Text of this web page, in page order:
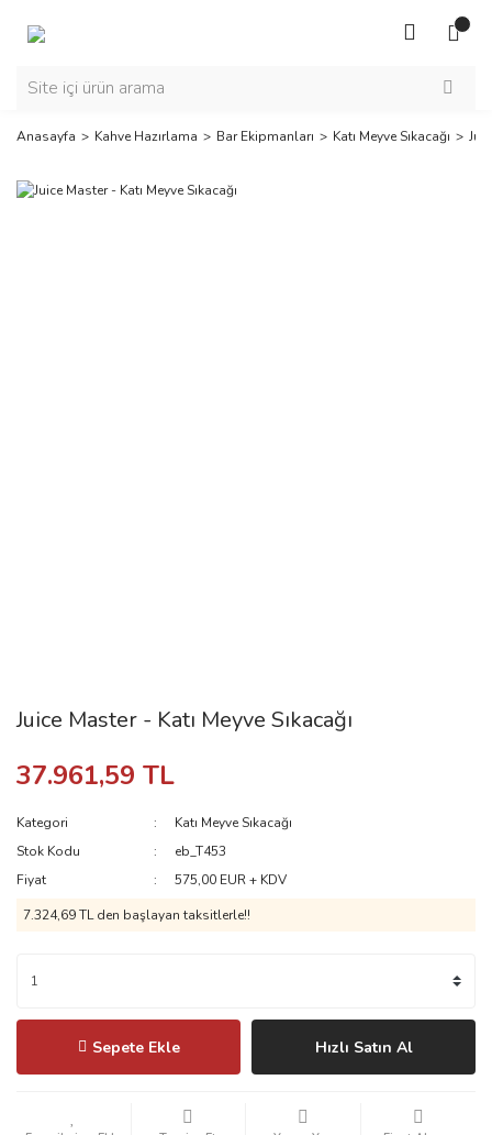
Anasayfa Kahve Hazırlama Bar Ekipmanları Katı Meyve Sıkacağı
Juice Master - Katı Meyve Sıkacağı
37.961,59 TL
Kategori
Katı Meyve Sıkacağı
Stok Kodu
eb_T453
Fiyat
575,00 EUR + KDV
7.324,69 TL den başlayan taksitlerle!!
Sepete Ekle Hızlı Satın Al